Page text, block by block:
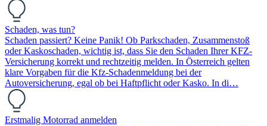
Schaden, was tun?
Schaden passiert? Keine Panik! Ob Parkschaden, Zusammenstoß
oder Kaskoschaden, wichtig ist, dass Sie den Schaden Ihrer KFZ-
Versicherung korrekt und rechtzeitig melden. In Österreich gelten
klare Vorgaben für die Kfz-Schadenmeldung bei der
Autoversicherung, egal ob bei Haftpflicht oder Kasko. In di…
Erstmalig Motorrad anmelden